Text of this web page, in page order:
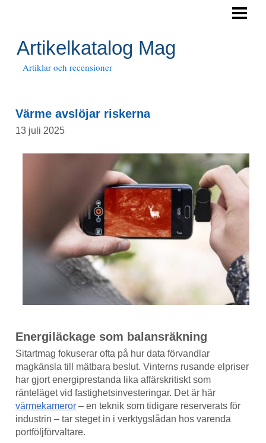
Artikelkatalog Mag
Artiklar och recensioner
Värme avslöjar riskerna
13 juli 2025
Energiläckage som balansräkning
Sitartmag fokuserar ofta på hur data förvandlar
magkänsla till mätbara beslut. Vinterns rusande elpriser
har gjort energiprestanda lika affärskritiskt som
ränteläget vid fastighets­investeringar. Det är här
värmekameror – en teknik som tidigare reserverats för
industrin – tar steget in i verktygslådan hos varenda
portföljförvaltare.